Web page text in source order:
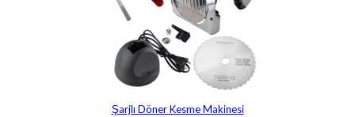
Şarjlı Döner Kesme Makinesi